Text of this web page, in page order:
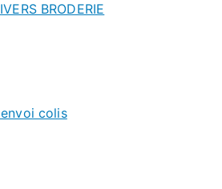
BRODERIE
colis